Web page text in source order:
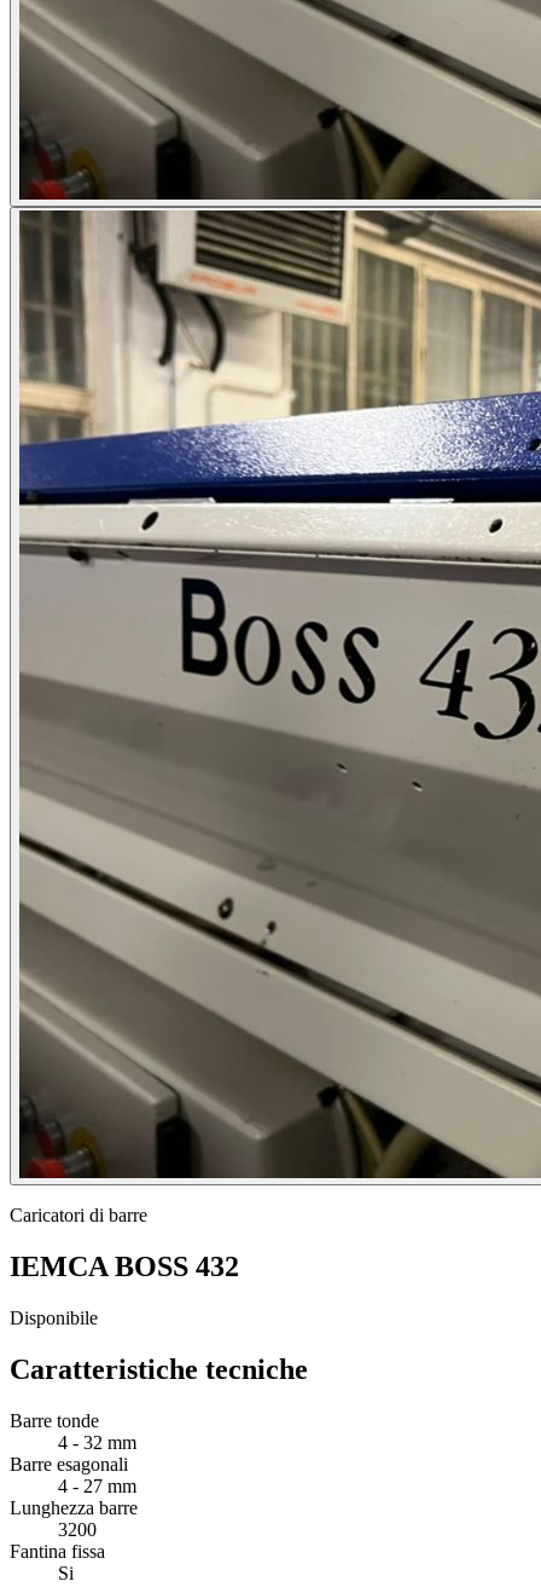
Caricatori di barre
IEMCA BOSS 432
Disponibile
Caratteristiche tecniche
Barre tonde
4 - 32 mm
Barre esagonali
4 - 27 mm
Lunghezza barre
3200
Fantina fissa
Si